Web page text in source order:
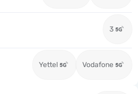
3
Yettel Vodafone